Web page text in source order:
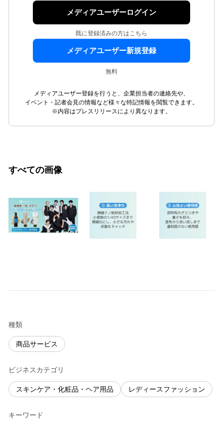
メディアユーザーログイン
既に登録済みの方はこちら
メディアユーザー新規登録
無料
メディアユーザー登録を行うと、企業担当者の連絡先や、
イベント・記者会見の情報など様々な特記情報を閲覧できます。
※内容はプレスリリースにより異なります。
すべての画像
種類
商品サービス
ビジネスカテゴリ
スキンケア・化粧品・ヘア用品 レディースファッション
キーワード